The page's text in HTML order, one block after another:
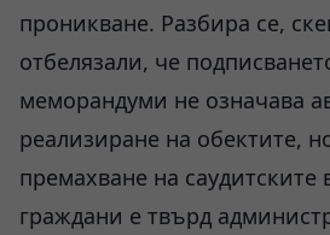
проникване. Разбира се,
отбелязали, че
меморандуми не означава
реализиране на обектите,
премахване на саудитските
граждани е твърд